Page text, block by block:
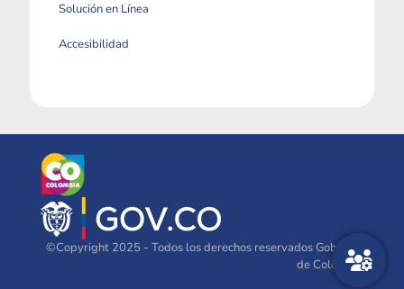
Solución en Línea
Accesibilidad
©Copyright 2025 - Todos los derechos reservados Gobierno
de Colombia